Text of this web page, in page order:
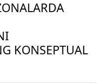
KONSEPTUAL